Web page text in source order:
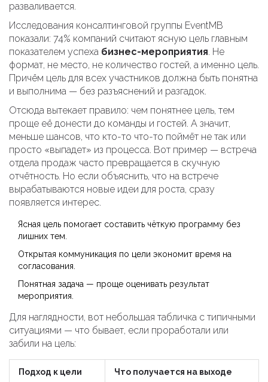
разваливается.
Исследования консалтинговой группы EventMB
показали: 74% компаний считают ясную цель главным
показателем успеха бизнес-мероприятия. Не
формат, не место, не количество гостей, а именно цель.
Причём цель для всех участников должна быть понятна
и выполнима — без разъяснений и разгадок.
Отсюда вытекает правило: чем понятнее цель, тем
проще её донести до команды и гостей. А значит,
меньше шансов, что кто-то что-то поймёт не так или
просто «выпадет» из процесса. Вот пример — встреча
отдела продаж часто превращается в скучную
отчётность. Но если объяснить, что на встрече
вырабатываются новые идеи для роста, сразу
появляется интерес.
Ясная цель помогает составить чёткую программу без
лишних тем.
Открытая коммуникация по цели экономит время на
согласования.
Понятная задача — проще оценивать результат
мероприятия.
Для наглядности, вот небольшая табличка с типичными
ситуациями — что бывает, если проработали или
забили на цель:
Подход к цели Что получается на выходе